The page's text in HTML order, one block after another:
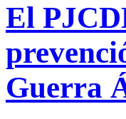
El
Guerra